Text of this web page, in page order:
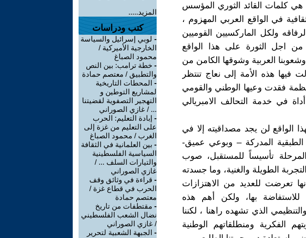
هي كلمات القائد الثوري المؤسس
في الواقع العربي المهزوم ،
ولكل الماركسيين القوميين
اجل الثورة على هذا الواقع
العربية وشوقها الكامن من
هذه الأمة إلى نعاج تنتظر
فقدت وعيها الوطني والقومي
في خدمة التحالف الامبريالي
الواقع لن يجد مصداقيته إلا في
الطبقية المدركة – وبوعي عميق-
تأسيساً للمستقبل، صوب
الطويلة والغنية، وما جسدته
تعرضت للعديد من الاهتزازات
للاستفاضة بها، ولكن أهم هذه
الذي تشهده راهنا ، لكننا
الفكرية ومنطلقاتهم الوطنية
المزيد.....
كتب ودراسات
- لوبي إسرائيل والسياسة
الخارجية الأميركية /
محمود الصباغ
- خطة ترامب: بين النص
والتطبيق / معتصم حمادة
- المحطات التاريخية
لمشاريع التوطين و
التهجير التصفوية لقضيتنا
... / غازي الصوراني
- إبادة التعليم: الحرب
على التعليم من غزة إلى
الغرب / محمود الصباغ
- بين العلمانية في الثقافة
السياسية الفلسطينية
والتيارات السلف ... /
غازي الصوراني
- قراءة في وثائق وقف
الحرب في قطاع غزة /
معتصم حمادة
- مقتطفات من تاريخ
نضال الشعب الفلسطيني
/ غازي الصوراني
- الجبهة الشعبية لتحرير